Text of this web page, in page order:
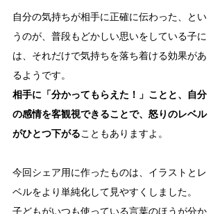
自分の気持ちが相手に正確に伝わった、とい
うのが、普段もどかしい思いをしている子に
は、それだけで気持ちを落ち着ける効果があ
るようです。
相手に「分かってもらえた！」ことと、自分
の感情を客観視できることで、怒りのレベル
がひとつ下がることもありますよ。
今回シェア用に作ったものは、イラストとレ
ベルをより単純化して見やすくしました。
子どもがいつも使っている言葉のほうが分か